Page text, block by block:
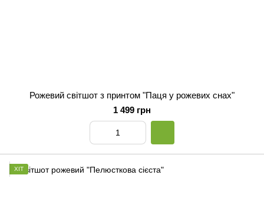
Рожевий світшот з принтом "Паця у рожевих снах"
1 499 грн
ХІТ